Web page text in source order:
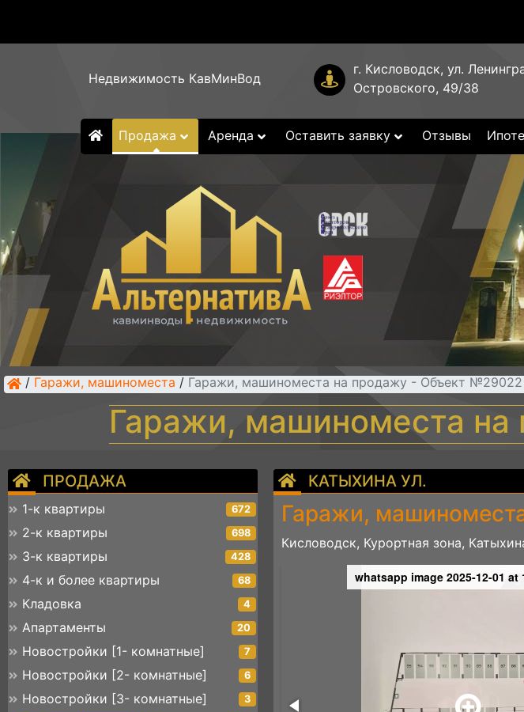
Недвижимость КавМинВод
г. Кисловодск, ул.
Островского, 49/38
Продажа Аренда Оставить заявку Отзывы
/ Гаражи, машиноместа / Гаражи, машиноместа на продажу - Объект №29022
Гаражи, машиноместа
ПРОДАЖА
1-к квартиры 672
2-к квартиры 698
3-к квартиры 428
4-к и более квартиры 68
Кладовка 4
Апартаменты 20
Новостройки [1- комнатные] 7
Новостройки [2- комнатные] 6
Новостройки [3- комнатные] 3
КАТЫХИНА УЛ.
Гаражи,
Кисловодск, Курортная зона,
whatsapp image 2025-12-01 at
image 2025-12-01 at 11.56.24 (2)